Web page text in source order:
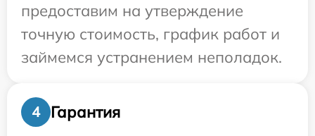
предоставим на утверждение
точную стоимость, график работ и
займемся устранением неполадок.
4
Гарантия